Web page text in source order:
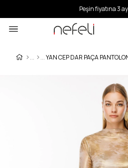
Peşin fiyatına 3
YAN CEP DAR PAÇA